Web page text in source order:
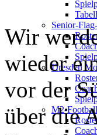
Senior-
Dresden
M2-Football
Wir
wieder
vor der
über die